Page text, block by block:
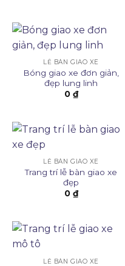
LỄ BÀN GIAO XE
Bóng giao xe đơn giản,
đẹp lung linh
0 ₫
LỄ BÀN GIAO XE
Trang trí lễ bàn giao xe
đẹp
0 ₫
LỄ BÀN GIAO XE